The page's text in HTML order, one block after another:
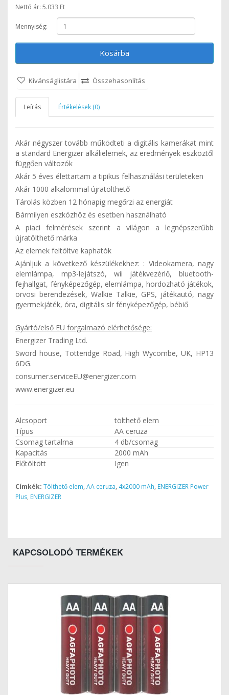
Nettó ár: 5.033 Ft
Mennyiség:
Kosárba
Kívánságlistára Összehasonlítás
Leírás Értékelések (0)
Akár négyszer tovább működteti a digitális kamerákat mint
a standard Energizer alkálielemek, az eredmények eszköztől
függően változók
Akár 5 éves élettartam a tipikus felhasználási területeken
Akár 1000 alkalommal újratölthető
Tárolás közben 12 hónapig megőrzi az energiát
Bármilyen eszközhöz és esetben használható
A piaci felmérések szerint a világon a legnépszerűbb
újratölthető márka
Az elemek feltöltve kaphatók
Ajánljuk a következő készülékekhez: : Videokamera, nagy
elemlámpa, mp3-lejátszó, wii játékvezérlő, bluetooth-
fejhallgat, fényképezőgép, elemlámpa, hordozható játékok,
orvosi berendezések, Walkie Talkie, GPS, játékautó, nagy
gyermekjáték, óra, digitális slr fényképezőgép, bébiő
Gyártó/első EU forgalmazó elérhetősége:
Energizer Trading Ltd.
Sword house, Totteridge Road, High Wycombe, UK, HP13
6DG.
consumer.serviceEU@energizer.com
www.energizer.eu
Alcsoport
tölthető elem
Típus
AA ceruza
Csomag tartalma
4 db/csomag
Kapacitás
2000 mAh
Előtöltött
Igen
Címkék: Tölthető elem, AA ceruza, 4x2000 mAh, ENERGIZER Power
Plus, ENERGIZER
KAPCSOLODÓ TERMÉKEK